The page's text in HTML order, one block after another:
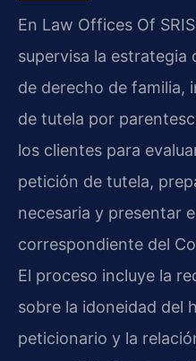
En Law Offices Of
supervisa la estrategia
de derecho de familia,
de tutela por
los clientes para
petición de tutela,
necesaria y presentar
correspondiente del
El proceso incluye la
sobre la idoneidad del
peticionario y la